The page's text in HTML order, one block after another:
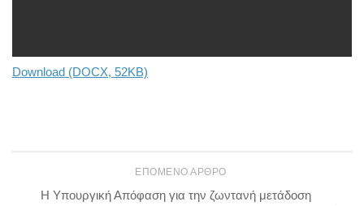
Download (DOCX, 52KB)
ΕΠΌΜΕΝΟ ΆΡΘΡΟ
H Υπουργική Απόφαση για την ζωντανή μετάδοση